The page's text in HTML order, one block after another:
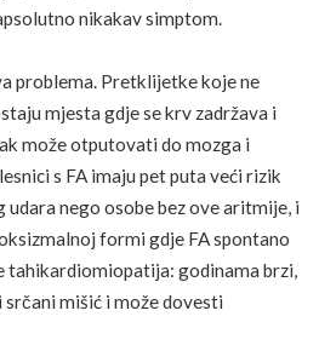
nikakav simptom.
problema. Pretklijetke koje ne
mjesta gdje se krv zadržava i
može otputovati do mozga i
s FA imaju pet puta veći rizik
nego osobe bez ove aritmije, i
formi gdje FA spontano
tahikardiomiopatija: godinama brzi,
mišić i može dovesti